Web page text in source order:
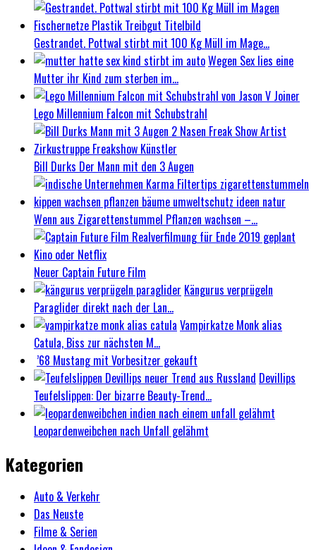
Gestrandet. Pottwal stirbt mit 100 Kg Müll im Mage...
Wegen Sex lies eine
Mutter ihr Kind zum sterben im...
Lego Millennium Falcon mit Schubstrahl
Bill Durks Der Mann mit den 3 Augen
Wenn aus Zigarettenstummel Pflanzen wachsen –...
Neuer Captain Future Film
Kängurus verprügeln
Paraglider direkt nach der Lan...
Vampirkatze Monk alias
Catula, Biss zur nächsten M...
’68 Mustang mit Vorbesitzer gekauft
Devillips
Teufelslippen: Der bizarre Beauty-Trend...
Leopardenweibchen nach Unfall gelähmt
Kategorien
Auto & Verkehr
Das Neuste
Filme & Serien